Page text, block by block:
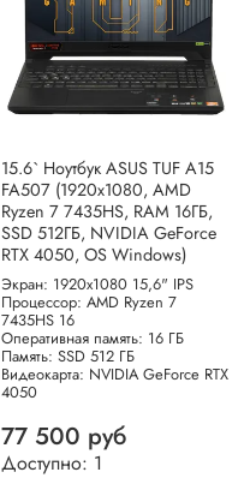
15.6` Ноутбук ASUS TUF A15
FA507 (1920x1080, AMD
Ryzen 7 7435HS, RAM 16ГБ,
SSD 512ГБ, NVIDIA GeForce
RTX 4050, OS Windows)
Экран: 1920x1080 15,6" IPS
Процессор: AMD Ryzen 7
7435HS 16
Оперативная память: 16 ГБ
Память: SSD 512 ГБ
Видеокарта: NVIDIA GeForce RTX
4050
77 500 руб
Доступно: 1